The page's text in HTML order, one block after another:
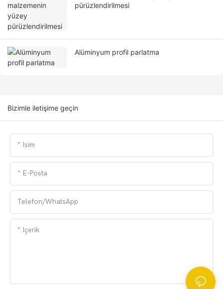
pürüzlendirilmesi
Alüminyum profil parlatma
Bizimle iletişime geçin
Isim
E-Posta
Telefon/WhatsApp
Içerik